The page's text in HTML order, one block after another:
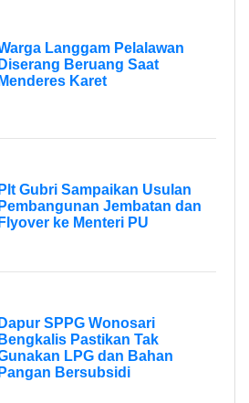
Langgam Pelalawan
Diserang Beruang Saat
Menderes Karet
Plt Gubri Sampaikan Usulan
Pembangunan Jembatan dan
Flyover ke Menteri PU
Dapur SPPG Wonosari
Bengkalis Pastikan Tak
LPG dan Bahan
Pangan Bersubsidi